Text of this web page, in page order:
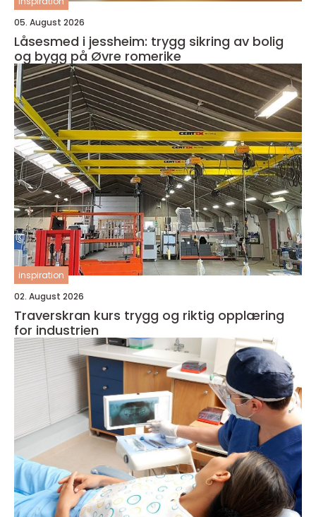
05. August 2026
Låsesmed i jessheim: trygg sikring av bolig
og bygg på Øvre romerike
inspiration
02. August 2026
Traverskran kurs trygg og riktig opplæring
for industrien